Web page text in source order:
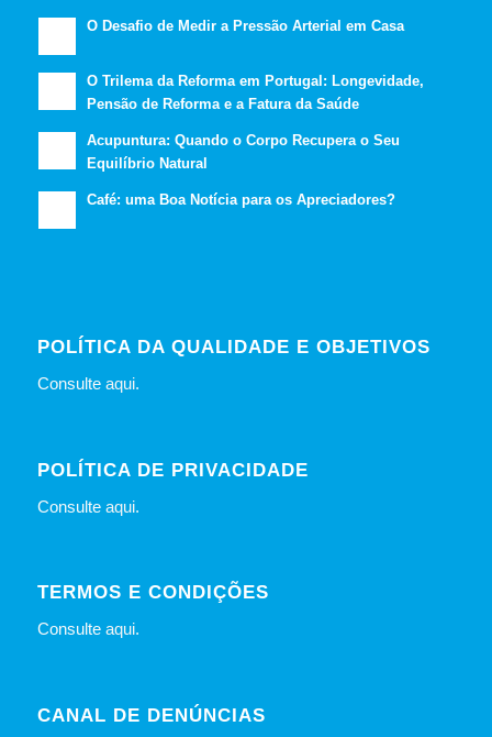
O Desafio de Medir a Pressão Arterial em Casa
O Trilema da Reforma em Portugal: Longevidade,
Pensão de Reforma e a Fatura da Saúde
Acupuntura: Quando o Corpo Recupera o Seu
Equilíbrio Natural
Café: uma Boa Notícia para os Apreciadores?
POLÍTICA DA QUALIDADE E OBJETIVOS
Consulte aqui.
POLÍTICA DE PRIVACIDADE
Consulte aqui.
TERMOS E CONDIÇÕES
Consulte aqui.
CANAL DE DENÚNCIAS